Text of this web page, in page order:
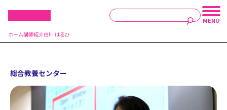
ホーム講師紹介白川 はるひ
総合教養センター